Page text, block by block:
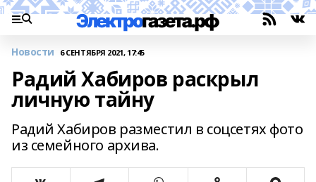
Новости 6 СЕНТЯБРЯ 2021, 17:45
Радий Хабиров раскрыл
личную тайну
Радий Хабиров разместил в соцсетях фото
из семейного архива.